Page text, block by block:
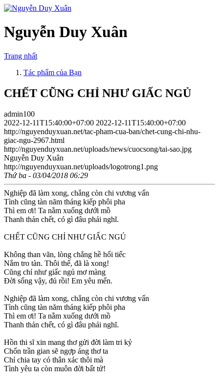
Nguyễn Duy Xuân
Trang nhất
Tác phẩm của Bạn
CHẾT CŨNG CHỈ NHƯ GIẤC NGỦ
admin100
2022-12-11T15:40:00+07:00 2022-12-11T15:40:00+07:00
http://nguyenduyxuan.net/tac-pham-cua-ban/chet-cung-chi-nhu-
giac-ngu-2967.html
http://nguyenduyxuan.net/uploads/news/cuocsong/tai-sao.jpg
Nguyễn Duy Xuân
http://nguyenduyxuan.net/uploads/logotrong1.png
Thứ ba - 03/04/2018 06:29
Nghiệp đã làm xong, chẳng còn chi vương vấn
Tình cũng tàn năm tháng kiếp phôi pha
Thì em ơi! Ta nằm xuống dưới mồ
Thanh thản chết, có gì đâu phải nghĩ.
CHẾT CŨNG CHỈ NHƯ GIẤC NGỦ
Không than vãn, lòng chẳng hề hối tiếc
Nắm tro tàn. Thôi thế, đã là xong!
Cũng chỉ như giấc ngủ mơ màng
Đời sống vậy, đủ rồi! Em yêu mến.
Nghiệp đã làm xong, chẳng còn chi vương vấn
Tình cũng tàn năm tháng kiếp phôi pha
Thì em ơi! Ta nằm xuống dưới mồ
Thanh thản chết, có gì đâu phải nghĩ.
Hồn thi sĩ xin mang thơ gửi đời làm tri kỷ
Chốn trần gian sẽ ngợp áng thơ ta
Chỉ chia tay có thân xác thôi mà
Tình yêu ta còn muôn đời bất tử!